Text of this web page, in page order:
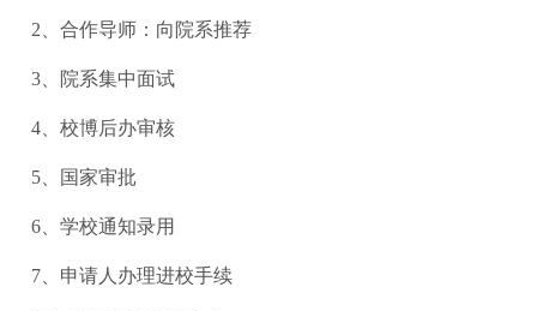
2、合作导师：向院系推荐
3、院系集中面试
4、校博后办审核
5、国家审批
6、学校通知录用
7、申请人办理进校手续